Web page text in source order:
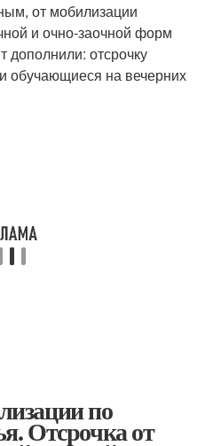
от мобилизации
и очно-заочной форм
дополнили: отсрочку
обучающиеся на вечерних
по
Отсрочка от